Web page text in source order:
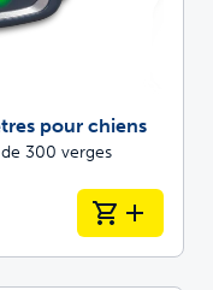
pour chiens
300 verges